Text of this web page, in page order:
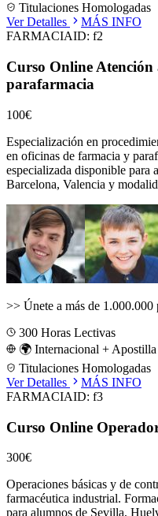
Titulaciones Homologadas
Ver Detalles
MÁS INFO
FARMACIAID: f2
Curso Online
parafarmacia
100€
Especialización en
en oficinas de farmacia y
especializada disponible para
Barcelona, Valencia y
>> Únete a más de 1.000.000
300 Horas Lectivas
🌍 Internacional + Apostilla
Titulaciones Homologadas
Ver Detalles
MÁS INFO
FARMACIAID: f3
Curso Online
300€
Operaciones básicas y de
farmacéutica industrial.
para alumnos de Sevilla,